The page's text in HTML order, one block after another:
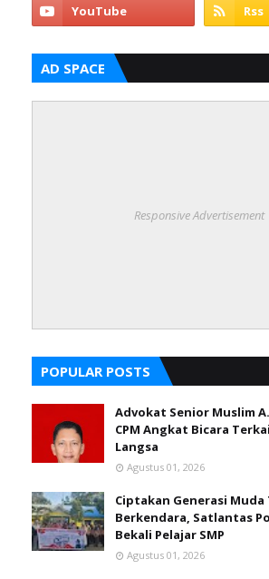
AD SPACE
Responsive Advertisement
POPULAR POSTS
Advokat Senior Muslim
CPM Angkat Bicara
Langsa
Agustus 01, 2026
Ciptakan Generasi
Berkendara, Satlantas
Bekali Pelajar SMP
Agustus 01, 2026